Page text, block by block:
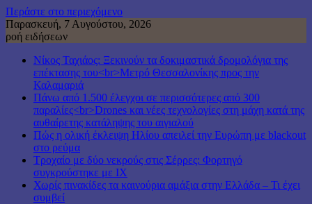
Περάστε στο περιεχόμενο
Παρασκευή, 7 Αυγούστου, 2026
ροή ειδήσεων
Νίκος Ταχιάος: Ξεκινούν τα δοκιμαστικά δρομολόγια της
επέκτασης του<br>Μετρό Θεσσαλονίκης προς την
Καλαμαριά
Πάνω από 1.500 έλεγχοι σε περισσότερες από 300
παραλίες<br>Drones και νέες τεχνολογίες στη μάχη κατά της
αυθαίρετης κατάληψης του αιγιαλού
Πώς η ολική έκλειψη Ηλίου απειλεί την Ευρώπη με blackout
στο ρεύμα
Τροχαίο με δύο νεκρούς στις Σέρρες: Φορτηγό
συγκρούστηκε με ΙΧ
Χωρίς πινακίδες τα καινούρια αμάξια στην Ελλάδα – Τι έχει
συμβεί